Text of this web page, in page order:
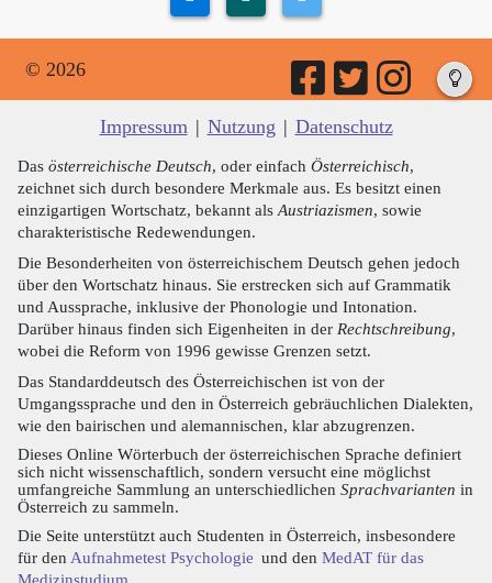
© 2026
Impressum | Nutzung | Datenschutz
Das österreichische Deutsch, oder einfach Österreichisch,
zeichnet sich durch besondere Merkmale aus. Es besitzt einen
einzigartigen Wortschatz, bekannt als Austriazismen, sowie
charakteristische Redewendungen.
Die Besonderheiten von österreichischem Deutsch gehen jedoch
über den Wortschatz hinaus. Sie erstrecken sich auf Grammatik
und Aussprache, inklusive der Phonologie und Intonation.
Darüber hinaus finden sich Eigenheiten in der Rechtschreibung,
wobei die Reform von 1996 gewisse Grenzen setzt.
Das Standarddeutsch des Österreichischen ist von der
Umgangssprache und den in Österreich gebräuchlichen Dialekten,
wie den bairischen und alemannischen, klar abzugrenzen.
Dieses Online Wörterbuch der österreichischen Sprache definiert
sich nicht wissenschaftlich, sondern versucht eine möglichst
umfangreiche Sammlung an unterschiedlichen Sprachvarianten in
Österreich zu sammeln.
Die Seite unterstützt auch Studenten in Österreich, insbesondere
für den Aufnahmetest Psychologie und den MedAT für das
Medizinstudium